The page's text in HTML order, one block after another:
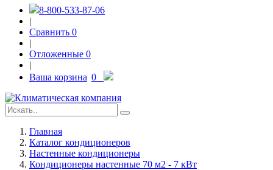
8-800-533-87-06
|
Сравнить 0
|
Отложенные 0
|
Ваша корзина 0
Главная
Каталог кондиционеров
Настенные кондиционеры
Кондиционеры настенные 70 м2 - 7 кВт